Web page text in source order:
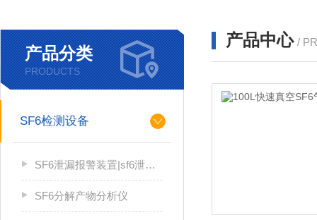
产品分类
PRODUCTS
SF6检测设备
SF6泄漏报警装置|sf6泄漏报警系统
SF6分解产物分析仪
产品中心 /